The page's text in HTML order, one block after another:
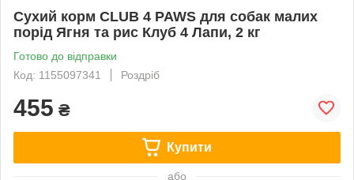
Сухий корм CLUB 4 PAWS для собак малих
порід Ягня та рис Клуб 4 Лапи, 2 кг
Готово до відправки
Код: 1155097341
Роздріб
455 ₴
Купити
або